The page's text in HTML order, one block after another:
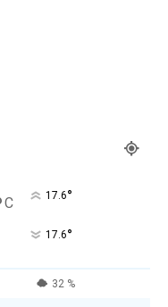
C 17.6°
17.6°
32 %